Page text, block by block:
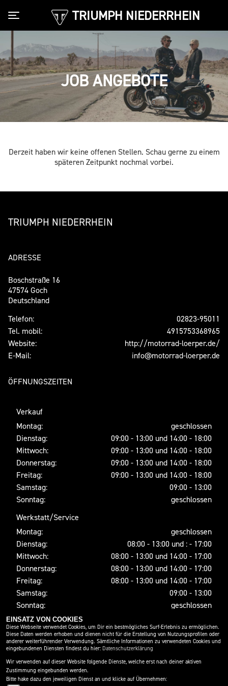
TRIUMPH NIEDERRHEIN
Toggle navigation
JOB ANGEBOTE
Derzeit haben wir keine offenen Stellen. Schau gerne zu einem
späteren Zeitpunkt nochmal vorbei.
TRIUMPH NIEDERRHEIN
ADRESSE
Boschstraße 16
47574 Goch
Deutschland
Telefon:
02823-95011
Tel. mobil:
4915753368965
Website:
http://motorrad-loerper.de/
E-Mail:
info@motorrad-loerper.de
ÖFFNUNGSZEITEN
Verkauf
Montag:
geschlossen
Dienstag:
09:00 - 13:00 und 14:00 - 18:00
Mittwoch:
09:00 - 13:00 und 14:00 - 18:00
Donnerstag:
09:00 - 13:00 und 14:00 - 18:00
Freitag:
09:00 - 13:00 und 14:00 - 18:00
Samstag:
09:00 - 13:00
Sonntag:
geschlossen
Werkstatt/Service
Montag:
geschlossen
Dienstag:
08:00 - 13:00 und : - 17:00
Mittwoch:
08:00 - 13:00 und 14:00 - 17:00
Donnerstag:
08:00 - 13:00 und 14:00 - 17:00
Freitag:
08:00 - 13:00 und 14:00 - 17:00
Samstag:
09:00 - 13:00
Sonntag:
geschlossen
SOCIAL MEDIA
EINSATZ VON COOKIES
Diese Webseite verwendet Cookies, um Dir ein bestmögliches Surf-Erlebnis zu ermöglichen.
Diese Daten werden erhoben und dienen nicht für die Erstellung von Nutzungsprofilen oder
anderer weiterführender Verwendung. Sämtliche Informationen zu verwendeten Cookies und
eingebundenen Diensten findest du hier: Datenschutzerklärung
Wir verwenden auf dieser Website folgende Dienste, welche erst nach deiner aktiven
Zustimmung eingebunden werden.
Bitte hake dazu den jeweiligen Dienst an und klicke auf Übernehmen: